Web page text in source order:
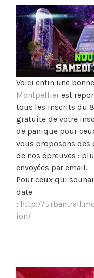
Voici enfin une
Montpellier est
tous les inscrits du
gratuite de votre
de panique pour
vous proposons des
de nos épreuves :
envoyées par email.
Pour ceux qui
date
: http://
ion/